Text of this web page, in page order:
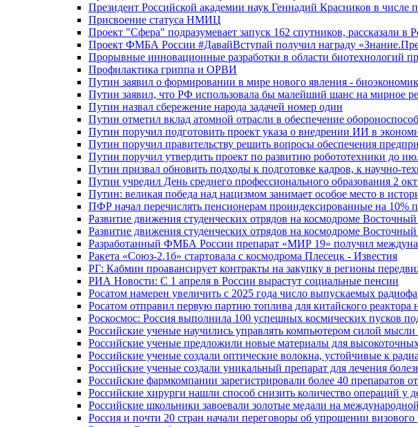
Президент Российской академии наук Геннадий Красников в
Присвоение статуса НМИЦ
Проект "Сфера" подразумевает запуск 162 спутников, рассказали в
Проект ФМБА России #ДавайВступай получил награду
Прорывные инновационные разработки в области
Профилактика гриппа и ОРВИ
Путин заявил о формировании в мире нового явления -
Путин заявил, что РФ использовала бы малейший шанс на мирное
Путин назвал сбережение народа задачей номер один
Путин отметил вклад атомной отрасли в обеспечение
Путин поручил подготовить проект указа о внедрении ИИ в
Путин поручил правительству решить вопросы обеспечения
Путин поручил утвердить проект по развитию робототехники до
Путин призвал обновить подходы к подготовке кадров, к научно-
Путин учредил День среднего профессионального образования 2
Путин: великая победа над нацизмом занимает особое место в
ПФР начал перечислять пенсионерам проиндексированные на 10%
Развитие движения студенческих отрядов на космодроме
Развитие движения студенческих отрядов на космодроме
Разработанный ФМБА России препарат «МИР 19» получил
Ракета «Союз-2.1б» стартовала с космодрома Плесецк - Известия
РГ: Кабмин проавансирует контракты на закупку в регионы
РИА Новости: С 1 апреля в России вырастут социальные пенсии
Росатом намерен увеличить с 2025 года число выпускаемых
Росатом отправил первую партию топлива для китайского
Роскосмос: Россия выполнила 100 успешных космических пусков
Российские ученые научились управлять компьютером силой
Российские ученые предложили новые материалы для
Российские ученые создали оптические волокна, устойчивые к
Российские ученые создали уникальный препарат для лечения
Российские фармкомпании зарегистрировали более 40 препаратов
Российские хирурги нашли способ снизить количество операций у
Российские школьники завоевали золотые медали на
Россия и почти 20 стран начали переговоры об упрощении